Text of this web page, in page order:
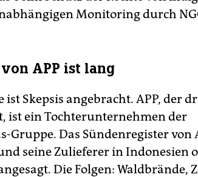
Monitoring durch
APP ist lang
ist Skepsis angebracht. APP, der
ist ein Tochterunternehmen der
Gruppe. Das Sündenregister von
seine Zulieferer in Indonesien
Die Folgen: Waldbrände,